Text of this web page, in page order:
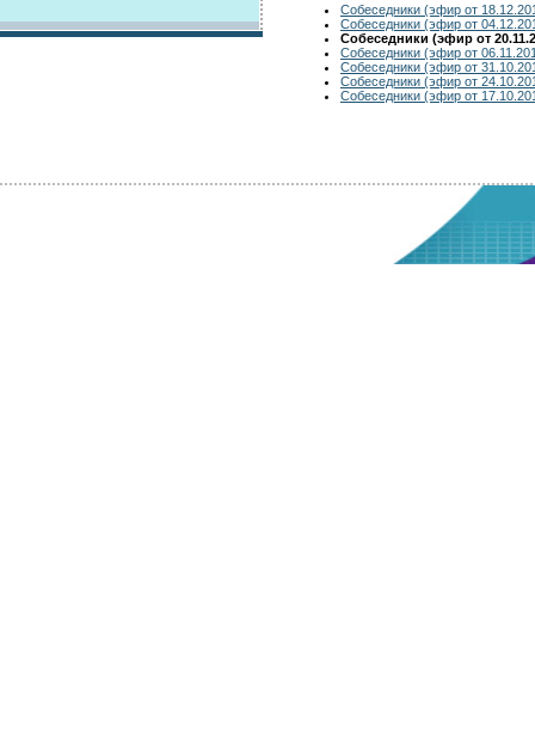
Собеседники (эфир от
Собеседники (эфир от
Собеседники (эфир от
Собеседники (эфир от
Собеседники (эфир от
Собеседники (эфир от
Собеседники (эфир от